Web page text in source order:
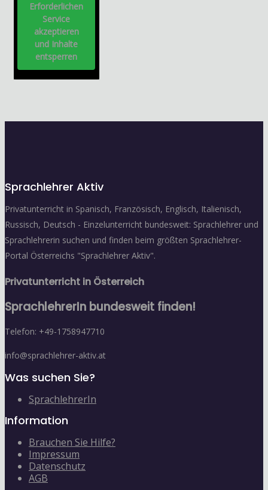
Erforderlichen
Service
akzeptieren
und Inhalte
entsperren
Sprachlehrer Aktiv
Privatunterricht in Spanisch, Französisch, Englisch, Italienisch,
Russisch, Deutsch - Einzelunterricht bundesweit: Sprachlehrer und
Sprachlehrerin suchen und finden beim größten Sprachlehrer-
Portal Österreichs "Sprachlehrer Aktiv".
Privatunterricht in Österreich
SprachlehrerIn bundesweit finden!
Telefon: +49-1758947710
info@sprachlehrer-aktiv.at
Was suchen Sie?
SprachlehrerIn
Information
Brauchen Sie Hilfe?
Impressum
Datenschutz
AGB